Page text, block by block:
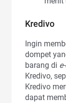
Kredivo
Ingin
dompet
barang di
Kredivo,
Kredivo
dapat